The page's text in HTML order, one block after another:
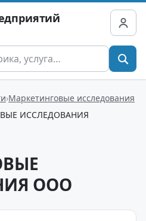
Маркетинговые исследования
ИССЛЕДОВАНИЯ
ООО